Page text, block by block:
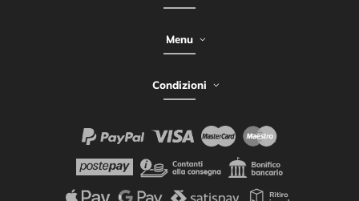
Menu
Condizioni